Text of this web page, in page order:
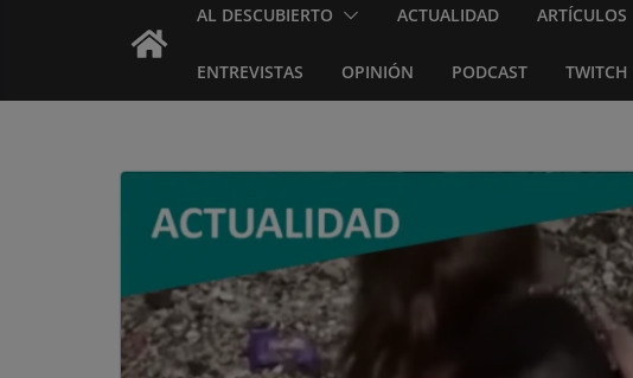
AL DESCUBIERTO ACTUALIDAD ARTÍCULOS
ENTREVISTAS OPINIÓN PODCAST TWITCH